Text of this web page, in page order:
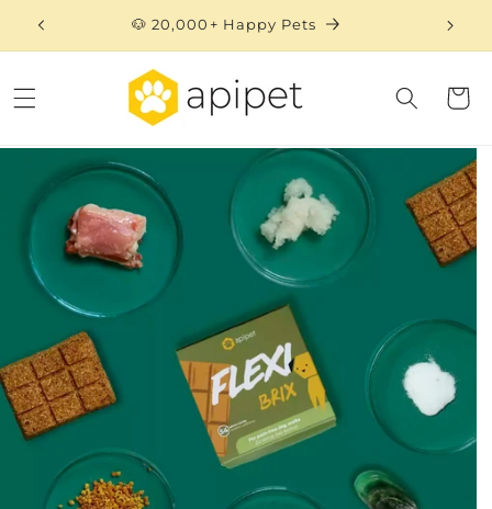
Skip to
content
🐶 20,000+ Happy Pets
Cart
Skip to
product
information